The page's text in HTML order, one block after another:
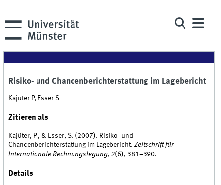
Risiko- und Chancenberichterstattung im Lagebericht
Kajüter P, Esser S
Zitieren als
Kajüter, P., & Esser, S. (2007). Risiko- und
Chancenberichterstattung im Lagebericht.Zeitschrift für
Internationale Rechnungslegung,2(6), 381–390.
Details